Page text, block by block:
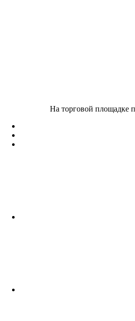
На торговой площадке